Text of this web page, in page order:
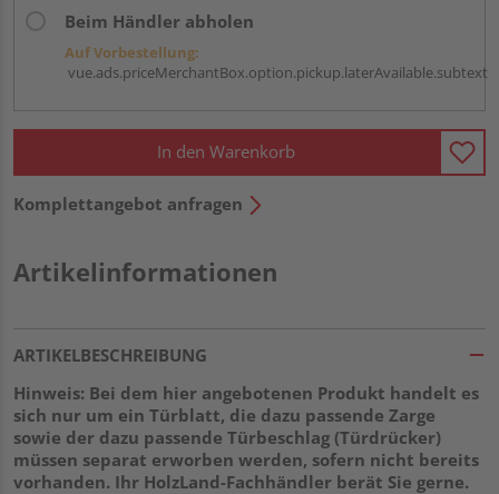
Beim Händler abholen
Auf Vorbestellung:
vue.ads.priceMerchantBox.option.pickup.laterAvailable.subtext
In den Warenkorb
Komplettangebot anfragen
Artikelinformationen
ARTIKELBESCHREIBUNG
Hinweis: Bei dem hier angebotenen Produkt handelt es
sich nur um ein Türblatt, die dazu passende Zarge
sowie der dazu passende Türbeschlag (Türdrücker)
müssen separat erworben werden, sofern nicht bereits
vorhanden. Ihr HolzLand-Fachhändler berät Sie gerne.